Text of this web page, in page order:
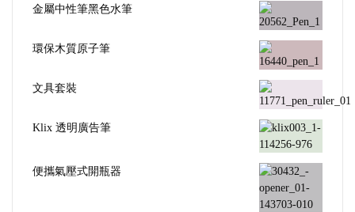
金屬中性筆黑色水筆
環保木質原子筆
文具套裝
Klix 透明廣告筆
便攜氣壓式開瓶器